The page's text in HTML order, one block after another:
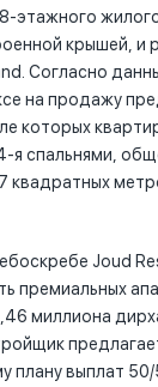
этажного
крышей, и
Согласно
на продажу
которых
я спальнями,
квадратных
Joud
премиальных
миллиона
плану выплат 50/